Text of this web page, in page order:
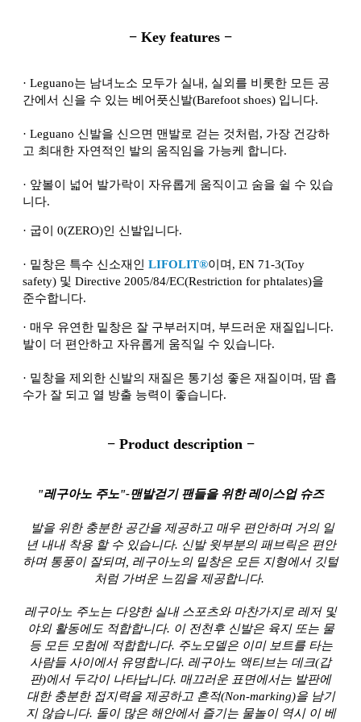
− Key features −
· Leguano는 남녀노소 모두가 실내, 실외를 비롯한 모든 공
간에서 신을 수 있는 베어풋신발(Barefoot shoes) 입니다.
· Leguano 신발을 신으면 맨발로 걷는 것처럼, 가장 건강하
고 최대한 자연적인 발의 움직임을 가능케 합니다.
· 앞볼이 넓어 발가락이 자유롭게 움직이고 숨을 쉴 수 있습
니다.
· 굽이 0(ZERO)인 신발입니다.
· 밑창은 특수 신소재인 LIFOLIT®이며, EN 71-3(Toy
safety) 및 Directive 2005/84/EC(Restriction for phtalates)을
준수합니다.
· 매우 유연한 밑창은 잘 구부러지며, 부드러운 재질입니다.
발이 더 편안하고 자유롭게 움직일 수 있습니다.
· 밑창을 제외한 신발의 재질은 통기성 좋은 재질이며, 땀 흡
수가 잘 되고 열 방출 능력이 좋습니다.
− Product description −
"레구아노 주노"-맨발걷기 팬들을 위한 레이스업 슈즈
발을 위한 충분한 공간을 제공하고 매우 편안하며 거의 일
년 내내 착용 할 수 있습니다. 신발 윗부분의 패브릭은 편안
하며 통풍이 잘되며, 레구아노의 밑창은 모든 지형에서 깃털
처럼 가벼운 느낌을 제공합니다.
레구아노 주노는 다양한 실내 스포츠와 마찬가지로 레저 및
야외 활동에도 적합합니다. 이 전천후 신발은 육지 또는 물
등 모든 모험에 적합합니다. 주노모델은 이미 보트를 타는
사람들 사이에서 유명합니다. 레구아노 액티브는 데크(갑
판)에서 두각이 나타납니다. 매끄러운 표면에서는 발판에
대한 충분한 접지력을 제공하고 흔적(Non-marking)을 남기
지 않습니다. 돌이 많은 해안에서 즐기는 물놀이 역시 이 베